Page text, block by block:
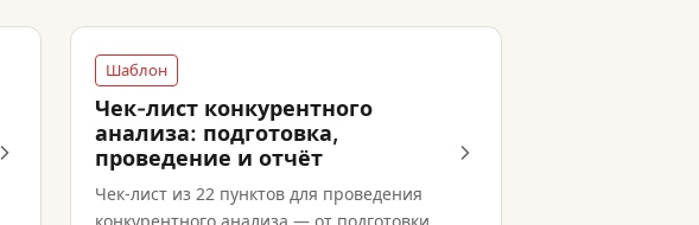
Шаблон
Чек-лист конкурентного
анализа: подготовка,
проведение и отчёт
Чек-лист из 22 пунктов для проведения